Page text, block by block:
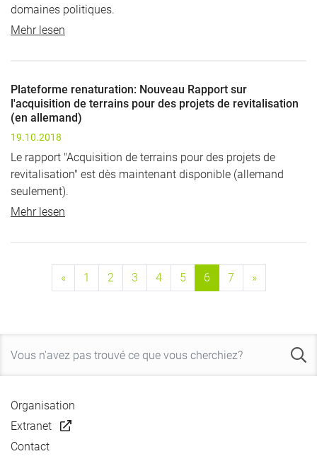
domaines politiques.
Mehr lesen
Plateforme renaturation: Nouveau Rapport sur
l'acquisition de terrains pour des projets de revitalisation
(en allemand)
19.10.2018
Le rapport "Acquisition de terrains pour des projets de
revitalisation" est dès maintenant disponible (allemand
seulement).
Mehr lesen
« 1 2 3 4 5 6 7 »
Organisation
Extranet
Contact